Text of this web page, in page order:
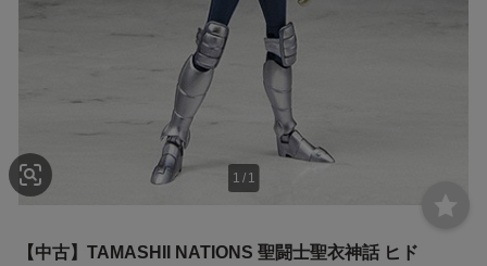
1 / 1
【中古】TAMASHII NATIONS 聖闘士聖衣神話 ヒド